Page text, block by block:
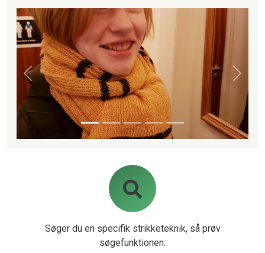
Forrige Næste
Søger du en specifik strikketeknik, så prøv
søgefunktionen.